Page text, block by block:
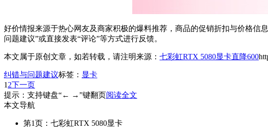
好价情报来源于热心网友及商家积极的爆料推荐，商品的促销折扣与价格信
问题建议”或直接发表“评论”等方式进行反馈。
本文属于原创文章，如若转载，请注明来源： 七彩虹RTX 5080显卡直降600
纠错与问题建议标签： 显卡
1 2下一页
提示：支持键盘“← →”键翻页阅读全文
本文导航
第1页：七彩虹RTX 5080显卡